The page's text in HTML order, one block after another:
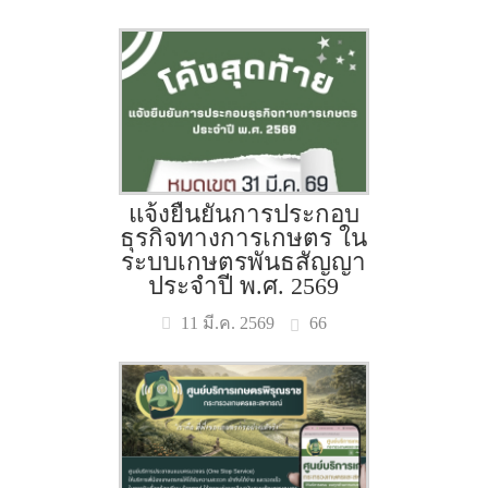
แจ้งยืนยันการประกอบ
ธุรกิจทางการเกษตร ใน
ระบบเกษตรพันธสัญญา
ประจำปี พ.ศ. 2569
11 มี.ค. 2569 66